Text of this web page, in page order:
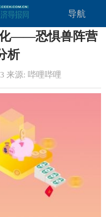
导航
化——恐惧兽阵营
析
来源: 哔哩哔哩